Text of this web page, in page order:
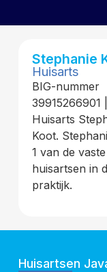
Stephanie
Huisarts
BIG-nummer
39915266901
Huisarts
Koot.
1 van de vaste
huisartsen in
praktijk.
Huisartsen